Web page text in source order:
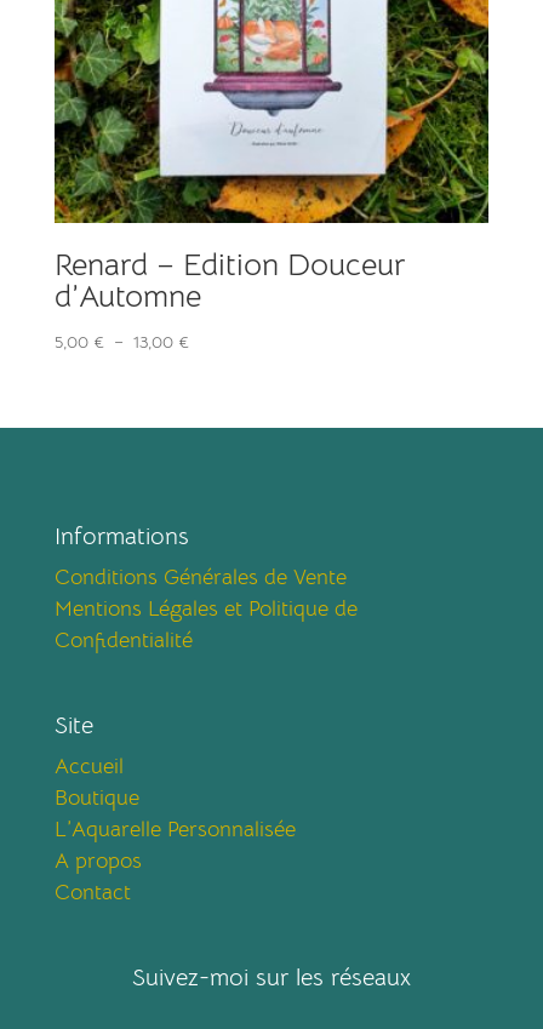
Renard – Edition Douceur
d’Automne
5,00 € – 13,00 €Plage
5,00 €
Informations
Conditions Générales de Vente
Mentions Légales et Politique de
Confidentialité
Site
Accueil
Boutique
L’Aquarelle Personnalisée
A propos
Contact
Suivez-moi sur les réseaux